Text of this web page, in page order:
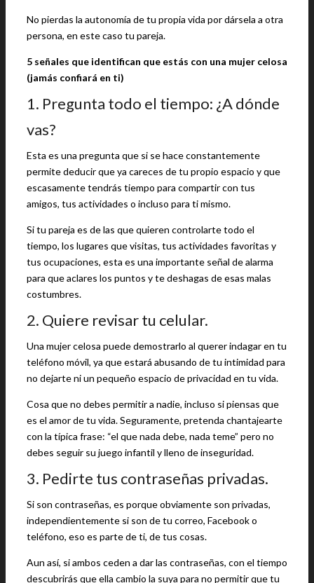
No pierdas la autonomía de tu propia vida por dársela a otra
persona, en este caso tu pareja.
5 señales que identifican que estás con una mujer celosa
(jamás confiará en ti)
1. Pregunta todo el tiempo: ¿A dónde
vas?
Esta es una pregunta que si se hace constantemente
permite deducir que ya careces de tu propio espacio y que
escasamente tendrás tiempo para compartir con tus
amigos, tus actividades o incluso para ti mismo.
Si tu pareja es de las que quieren controlarte todo el
tiempo, los lugares que visitas, tus actividades favoritas y
tus ocupaciones, esta es una importante señal de alarma
para que aclares los puntos y te deshagas de esas malas
costumbres.
2. Quiere revisar tu celular.
Una mujer celosa puede demostrarlo al querer indagar en tu
teléfono móvil, ya que estará abusando de tu intimidad para
no dejarte ni un pequeño espacio de privacidad en tu vida.
Cosa que no debes permitir a nadie, incluso si piensas que
es el amor de tu vida. Seguramente, pretenda chantajearte
con la típica frase: “el que nada debe, nada teme” pero no
debes seguir su juego infantil y lleno de inseguridad.
3. Pedirte tus contraseñas privadas.
Si son contraseñas, es porque obviamente son privadas,
independientemente si son de tu correo, Facebook o
teléfono, eso es parte de ti, de tus cosas.
Aun así, si ambos ceden a dar las contraseñas, con el tiempo
descubrirás que ella cambio la suya para no permitir que tu